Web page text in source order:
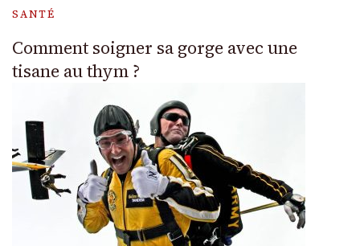
SANTÉ
Comment soigner sa gorge avec une
tisane au thym ?